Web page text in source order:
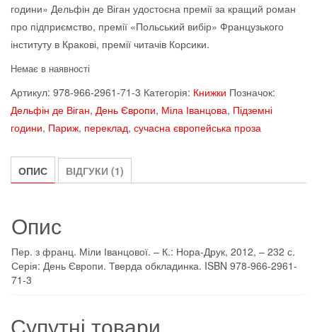
години» Дельфін де Віган удостоєна премії за кращий роман
про підприємство, премії «Польський вибір» Французького
інституту в Кракові, премії читачів Корсики.
Немає в наявності
Артикул: 978-966-2961-71-3 Категорія: Книжки Позначок:
Дельфін де Віган, День Європи, Міла Іванцова, Підземні
години, Париж, переклад, сучасна європейська проза
ОПИС ВІДГУКИ (1)
Опис
Пер. з франц. Міли Іванцової. – К.: Нора-Друк, 2012, – 232 с.
Серія: День Європи. Тверда обкладинка. ISBN 978-966-2961-
71-3